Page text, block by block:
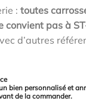
: toutes
convient pas à
d’autres
bien personnalisé et
de la commander.